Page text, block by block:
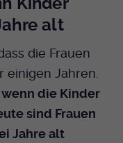
alt
die Frauen
Jahren.
die Kinder
sind Frauen
Jahre alt